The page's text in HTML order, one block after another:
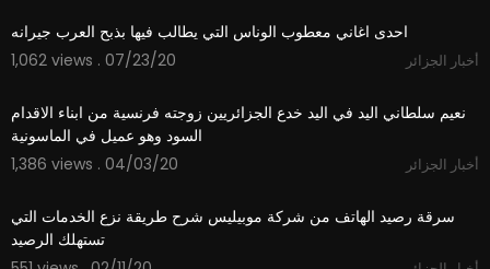
احدى اغاني معطوب الوناس التي يطالب فيها بذبح العرب جيرانه
1,062 views . 07/23/20
أخبار الجزائر
نعيم سلطاني اليد في اليد خدع الجزائريين زوجته فرنسية من ابناء الاقدام
السود وهو عميل في الماسونية
1,386 views . 04/03/20
أخبار الجزائر
سرقة رصيد الهاتف من شركة موبيليس شرح طريقة نزع الخدمات التي
تستهلك الرصيد